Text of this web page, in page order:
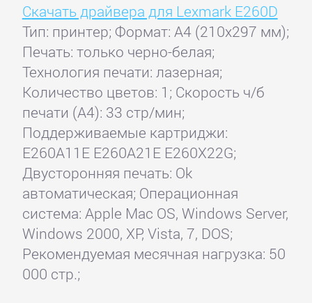
Скачать драйвера для Lexmark E260D
Тип: принтер; Формат: A4 (210x297 мм);
Печать: только черно-белая;
Технология печати: лазерная;
Количество цветов: 1; Скорость ч/б
печати (А4): 33 стр/мин;
Поддерживаемые картриджи:
E260A11E E260A21E E260X22G;
Двусторонняя печать: Ok
автоматическая; Операционная
система: Apple Mac OS, Windows Server,
Windows 2000, XP, Vista, 7, DOS;
Рекомендуемая месячная нагрузка: 50
000 стр.;